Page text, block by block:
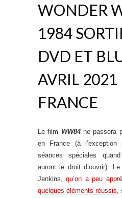
WONDER
1984
DVD ET
AVRIL 2021
FRANCE
Le film WW84ne passera
en France (à l’exception
séances spéciales
auront le droit d’ouvrir).
Jenkins,qu’on a peu
quelques éléments réussis,